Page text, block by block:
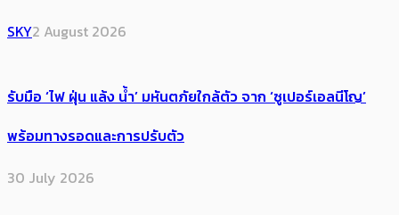
SKY2 August 2026
รับมือ ‘ไฟ ฝุ่น แล้ง น้ำ’ มหันตภัยใกล้ตัว จาก ‘ซูเปอร์เอลนีโญ’
พร้อมทางรอดและการปรับตัว
30 July 2026